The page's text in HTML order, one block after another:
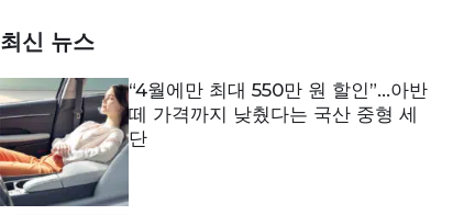
최신 뉴스
“4월에만 최대 550만 원 할인”…아반
떼 가격까지 낮췄다는 국산 중형 세
단